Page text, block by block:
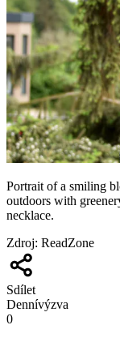
Portrait of a smiling
outdoors with
necklace.
Zdroj: ReadZone
Sdílet
Dennívýzva
0